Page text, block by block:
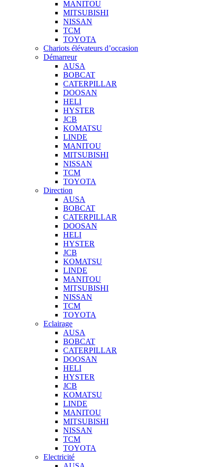
MANITOU
MITSUBISHI
NISSAN
TCM
TOYOTA
Chariots élévateurs d’occasion
Démarreur
AUSA
BOBCAT
CATERPILLAR
DOOSAN
HELI
HYSTER
JCB
KOMATSU
LINDE
MANITOU
MITSUBISHI
NISSAN
TCM
TOYOTA
Direction
AUSA
BOBCAT
CATERPILLAR
DOOSAN
HELI
HYSTER
JCB
KOMATSU
LINDE
MANITOU
MITSUBISHI
NISSAN
TCM
TOYOTA
Eclairage
AUSA
BOBCAT
CATERPILLAR
DOOSAN
HELI
HYSTER
JCB
KOMATSU
LINDE
MANITOU
MITSUBISHI
NISSAN
TCM
TOYOTA
Electricité